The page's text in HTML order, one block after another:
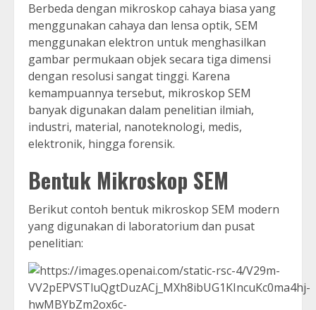
Berbeda dengan mikroskop cahaya biasa yang
menggunakan cahaya dan lensa optik, SEM
menggunakan elektron untuk menghasilkan
gambar permukaan objek secara tiga dimensi
dengan resolusi sangat tinggi. Karena
kemampuannya tersebut, mikroskop SEM
banyak digunakan dalam penelitian ilmiah,
industri, material, nanoteknologi, medis,
elektronik, hingga forensik.
Bentuk Mikroskop SEM
Berikut contoh bentuk mikroskop SEM modern
yang digunakan di laboratorium dan pusat
penelitian: